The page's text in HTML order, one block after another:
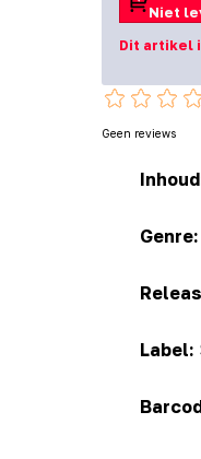
Genre:
Label:
Niet
Dit artikel
Geen reviews